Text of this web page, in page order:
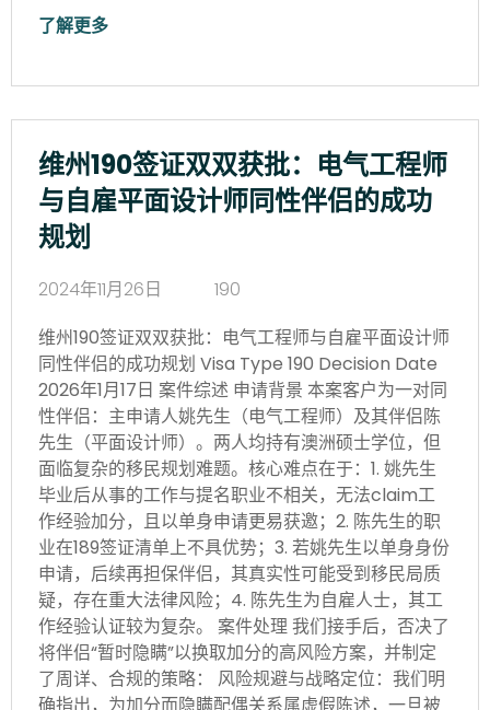
了解更多
维州190签证双双获批：电气工程师
与自雇平面设计师同性伴侣的成功
规划
2024年11月26日
190
维州190签证双双获批：电气工程师与自雇平面设计师
同性伴侣的成功规划 Visa Type 190 Decision Date
2026年1月17日 案件综述 申请背景 本案客户为一对同
性伴侣：主申请人姚先生（电气工程师）及其伴侣陈
先生（平面设计师）。两人均持有澳洲硕士学位，但
面临复杂的移民规划难题。核心难点在于：1. 姚先生
毕业后从事的工作与提名职业不相关，无法claim工
作经验加分，且以单身申请更易获邀；2. 陈先生的职
业在189签证清单上不具优势；3. 若姚先生以单身身份
申请，后续再担保伴侣，其真实性可能受到移民局质
疑，存在重大法律风险；4. 陈先生为自雇人士，其工
作经验认证较为复杂。 案件处理 我们接手后，否决了
将伴侣“暂时隐瞒”以换取加分的高风险方案，并制定
了周详、合规的策略： 风险规避与战略定位：我们明